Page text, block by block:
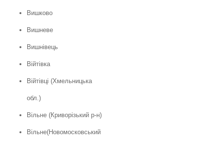
Вишково
Вишневе
Вишнівець
Війтівка
Війтівці (Хмельницька
обл.)
Вільне (Криворізький р-н)
Вільне(Новомосковський